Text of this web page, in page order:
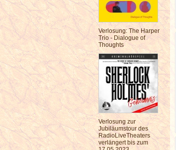
Verlosung: The Harper
Trio - Dialogue of
Thoughts
Verlosung zur
Jubiläumstour des
RadioLiveTheaters
verlängert bis zum